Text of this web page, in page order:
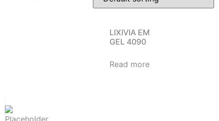
LIXIVIA EM
GEL 4090
Read more